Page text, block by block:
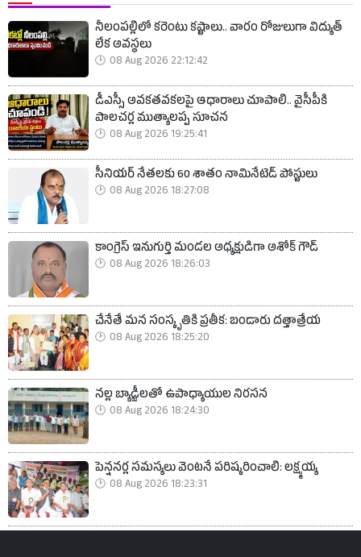
నీలంపల్లిలో కరెంటు కష్టాలు.. వారం రోజులుగా విద్యుత్
లేక అవస్థలు
08 Aug 2026 22:12:42
డీఎస్సీ అవకతవకలపై ఆధారాలు చూపాలి.. వైసీపీకి
పాలచర్ల ముత్యాలప్ప సూచన
08 Aug 2026 19:25:41
సీనియర్ నేతలకు 60 శాతం నామినేటెడ్ పోస్టులు
08 Aug 2026 18:27:08
కాంగ్రెస్ ఇనుగుర్తి మండల అధ్యక్షుడిగా అశోక్ గౌడ్
08 Aug 2026 18:26:03
చేనేతే మన సంస్కృతికి ప్రతీక: బండారు దత్తాత్రేయ
08 Aug 2026 18:25:20
నల్ల బ్యాడ్జీలతో ఉపాధ్యాయుల నిరసన
08 Aug 2026 18:24:30
పెన్షనర్ల సమస్యలు వెంటనే పరిష్కరించాలి: లక్ష్మయ్య
08 Aug 2026 18:23:31